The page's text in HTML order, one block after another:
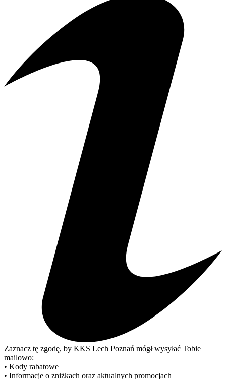
Zaznacz tę zgodę, by KKS Lech Poznań mógł wysyłać Tobie
mailowo:
• Kody rabatowe
• Informacje o zniżkach oraz aktualnych promocjach